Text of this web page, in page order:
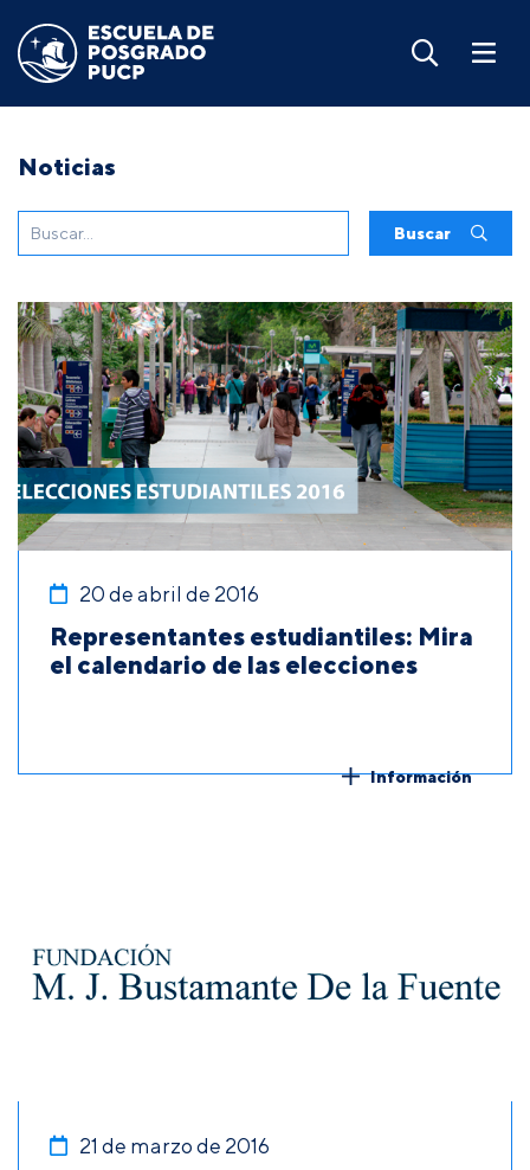
Noticias
Buscar
20 de abril de 2016
Representantes estudiantiles: Mira
el calendario de las elecciones
Información
21 de marzo de 2016